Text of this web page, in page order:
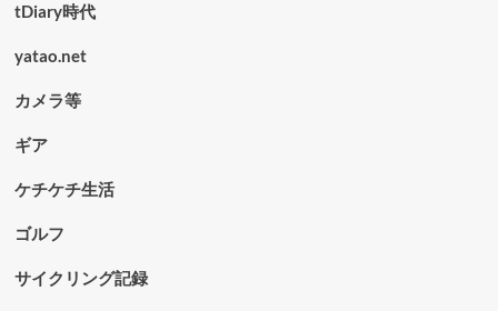
tDiary時代
yatao.net
カメラ等
ギア
ケチケチ生活
ゴルフ
サイクリング記録